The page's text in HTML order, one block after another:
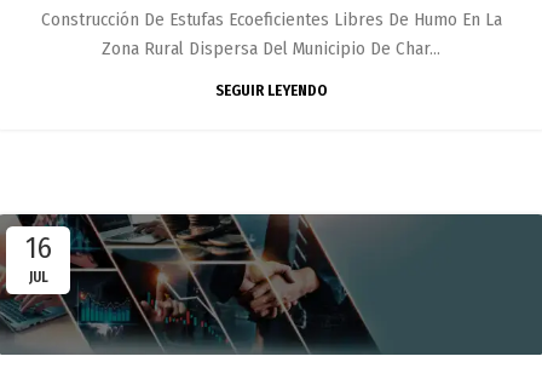
Construcción De Estufas Ecoeficientes Libres De Humo En La
Zona Rural Dispersa Del Municipio De Char...
SEGUIR LEYENDO
16
JUL